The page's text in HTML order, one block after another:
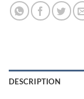
DESCRIPTION